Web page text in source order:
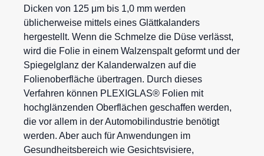
Dicken von 125 μm bis 1,0 mm werden
üblicherweise mittels eines Glättkalanders
hergestellt. Wenn die Schmelze die Düse verlässt,
wird die Folie in einem Walzenspalt geformt und der
Spiegelglanz der Kalanderwalzen auf die
Folienoberfläche übertragen. Durch dieses
Verfahren können PLEXIGLAS® Folien mit
hochglänzenden Oberflächen geschaffen werden,
die vor allem in der Automobilindustrie benötigt
werden. Aber auch für Anwendungen im
Gesundheitsbereich wie Gesichtsvisiere,